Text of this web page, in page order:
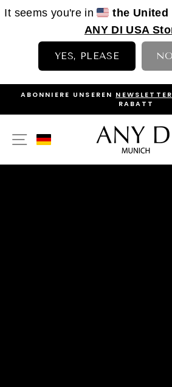
It seems you're in the United
ANY DI USA
YES, PLEASE
Direkt
Inhalt
PAUSE
ABONNIERE UNSEREN NEWSLETTER
RABATT
SEITENNAVIGATION